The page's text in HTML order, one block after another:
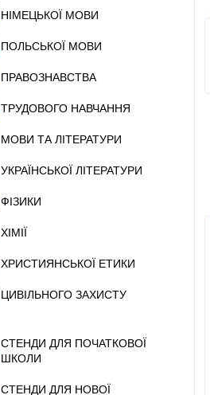
НІМЕЦЬКОЇ МОВИ
ПОЛЬСЬКОЇ МОВИ
ПРАВОЗНАВСТВА
ТРУДОВОГО НАВЧАННЯ
МОВИ ТА ЛІТЕРАТУРИ
УКРАЇНСЬКОЇ ЛІТЕРАТУРИ
ФІЗИКИ
ХІМІЇ
ХРИСТИЯНСЬКОЇ ЕТИКИ
ЦИВІЛЬНОГО ЗАХИСТУ
СТЕНДИ ДЛЯ ПОЧАТКОВОЇ
ШКОЛИ
СТЕНДИ ДЛЯ НОВОЇ